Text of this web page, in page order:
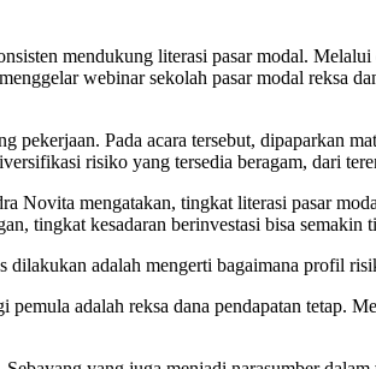
mendukung literasi pasar modal.
webinar sekolah pasar modal reksa
pekerjaan. Pada acara tersebut, dipaparkan
risiko yang tersedia beragam, dari
Novita mengatakan, tingkat literasi pasar
tingkat kesadaran berinvestasi bisa
dilakukan adalah mengerti bagaimana profil
adalah reksa dana pendapatan tetap.